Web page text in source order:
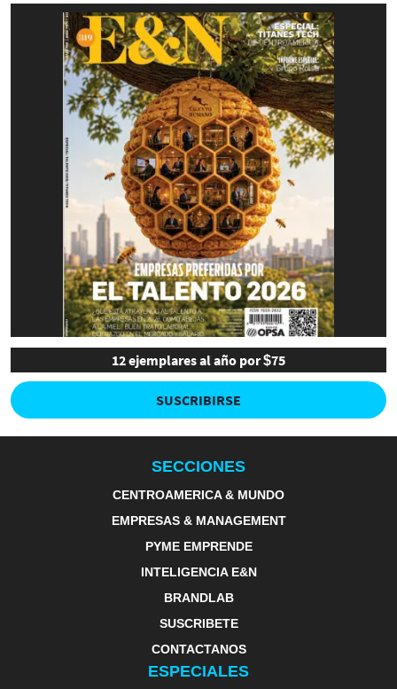
12 ejemplares al año por $75
SUSCRIBIRSE
SECCIONES
CENTROAMERICA & MUNDO
EMPRESAS & MANAGEMENT
PYME EMPRENDE
INTELIGENCIA E&N
BRANDLAB
SUSCRIBETE
CONTACTANOS
ESPECIALES